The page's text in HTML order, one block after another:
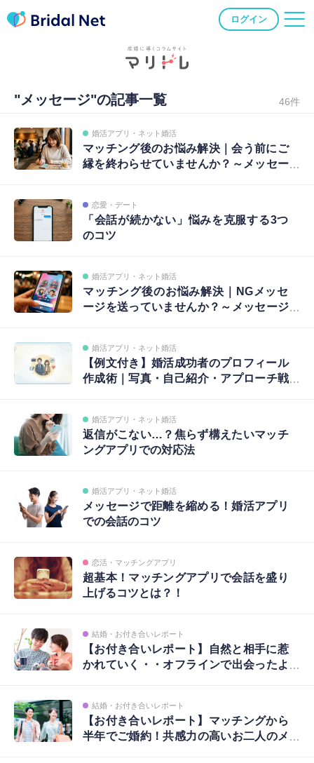
ログイン
"メッセージ"の記事一覧 46件
婚活アプリ・ネット婚活
マッチング後のお悩み解決｜会う前にご
縁を終わらせていませんか？～メッセー
恋愛・デート
「会話が続かない」悩みを克服する3つ
のコツ
婚活アプリ・ネット婚活
マッチング後のお悩み解決｜NGメッセ
ージを送っていませんか？～メッセージ
婚活アプリ・ネット婚活
【例文付き】婚活成功者のプロフィール
作成術｜写真・自己紹介・アプローチ戦
婚活アプリ・ネット婚活
返信がこない…？焦らず構えたいマッチ
ングアプリでの対応法
婚活アプリ・ネット婚活
メッセージで距離を縮める！婚活アプリ
での会話のコツ
恋活・マッチングアプリ
超基本！マッチングアプリで会話を盛り
上げるコツとは？！
結婚・お付き合いレポート
【お付き合いレポート】自然と相手に惹
かれていく・・オフラインで出会ったよ
結婚・お付き合いレポート
【お付き合いレポート】マッチングから
半年でご婚約！共感力の高いお二人のメ